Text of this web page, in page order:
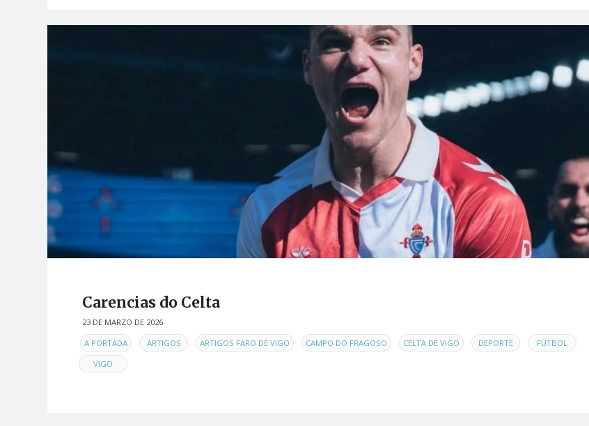
Carencias do Celta
23 DE MARZO DE 2026
ENA PORTADA ARTIGOS ARTIGOS FARO DE VIGO CAMPO DO FRAGOSO CELTA DE VIGO DEPORTE FÚTBOL
VIGO